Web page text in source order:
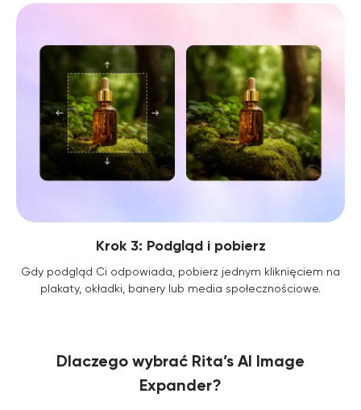
Krok 3: Podgląd i pobierz
Gdy podgląd Ci odpowiada, pobierz jednym kliknięciem na
plakaty, okładki, banery lub media społecznościowe.
Dlaczego wybrać Rita’s AI Image
Expander?